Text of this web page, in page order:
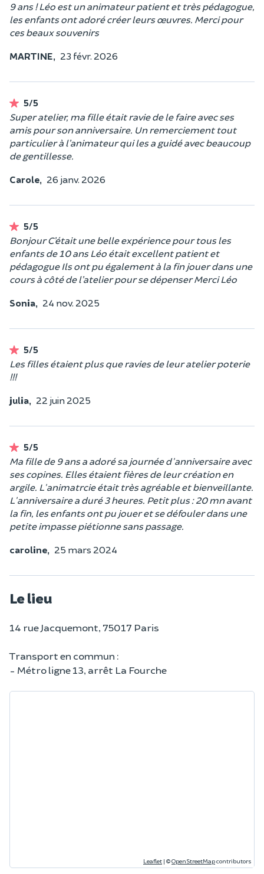
9 ans ! Léo est un animateur patient et très pédagogue,
les enfants ont adoré créer leurs œuvres. Merci pour
ces beaux souvenirs
MARTINE, 23 févr. 2026
5/5
Super atelier, ma fille était ravie de le faire avec ses
amis pour son anniversaire. Un remerciement tout
particulier à l’animateur qui les a guidé avec beaucoup
de gentillesse.
Carole, 26 janv. 2026
5/5
Bonjour C’était une belle expérience pour tous les
enfants de 10 ans Léo était excellent patient et
pédagogue Ils ont pu également à la fin jouer dans une
cours à côté de l’atelier pour se dépenser Merci Léo
Sonia, 24 nov. 2025
5/5
Les filles étaient plus que ravies de leur atelier poterie
!!!
julia, 22 juin 2025
5/5
Ma fille de 9 ans a adoré sa journée d'anniversaire avec
ses copines. Elles étaient fières de leur création en
argile. L'animatrcie était très agréable et bienveillante.
L'anniversaire a duré 3 heures. Petit plus : 20 mn avant
la fin, les enfants ont pu jouer et se défouler dans une
petite impasse piétionne sans passage.
caroline, 25 mars 2024
Le lieu
14 rue Jacquemont, 75017 Paris
Transport en commun :
- Métro ligne 13, arrêt La Fourche
Leaflet | ©OpenStreetMapcontributors